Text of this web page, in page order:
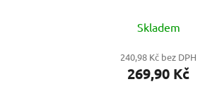
Skladem
240,98 Kč bez DPH
269,90 Kč